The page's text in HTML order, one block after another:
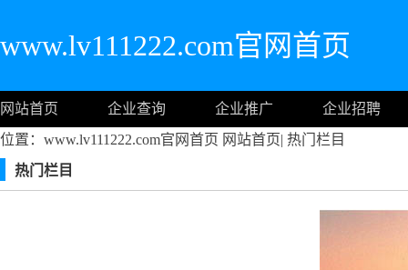
www.lv111222.com官网首页
网站首页 企业查询 企业推广
企业招聘
位置：www.lv111222.com官网首页 网站首页| 热门栏目
热门栏目